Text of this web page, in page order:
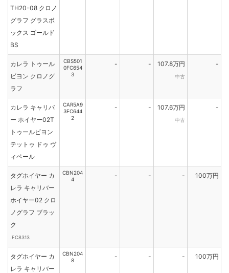
TH20-08 クロノ
グラフ グラスボ
ックス ゴールド
BS
カレラ トゥール
ビヨン クロノグ
ラフ
CBS501
0FC654
3
- - 107.8万円
中古
-
カレラ キャリバ
ー ホイヤー02T
トゥールビヨン
テットゥ ドゥ ヴ
ィペール
CAR5A9
3FC644
2
- - 107.6万円
中古
-
タグホイヤー カ
レラ キャリバー
ホイヤー02 クロ
ノグラフ ブラッ
ク
.FC8313
CBN204
4
- - - 100万円
タグホイヤー カ
レラ キャリバー
CBN204
8
- - - 100万円